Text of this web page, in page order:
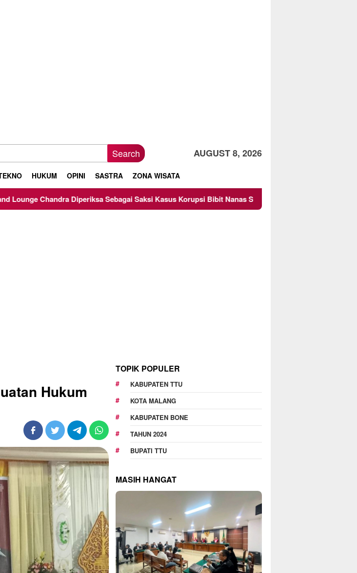
Search AUGUST 8, 2026
HUKUM OPINI SASTRA ZONA WISATA
Sebagai Saksi Kasus Korupsi Bibit Nanas Sulsel Rp 52,4 Miliar
Hukum
TOPIK POPULER
KABUPATEN TTU
KOTA MALANG
KABUPATEN BONE
TAHUN 2024
BUPATI TTU
MASIH HANGAT